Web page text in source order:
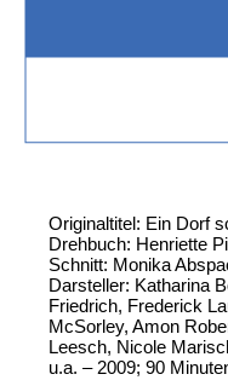
Originaltitel: Ein Dorf
Drehbuch: Henriette
Schnitt: Monika
Darsteller: Katharina
Friedrich, Frederick
McSorley, Amon
Leesch, Nicole
u.a. – 2009; 90